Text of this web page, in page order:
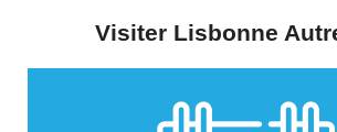
Visiter Lisbonne